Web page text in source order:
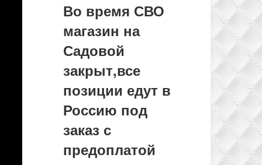
Во время СВО
магазин на
Садовой
закрыт,все
позиции едут в
Россию под
заказ с
предоплатой